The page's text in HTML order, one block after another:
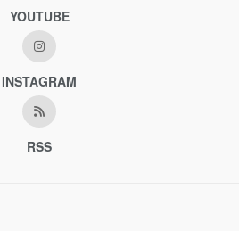
YOUTUBE
INSTAGRAM
RSS